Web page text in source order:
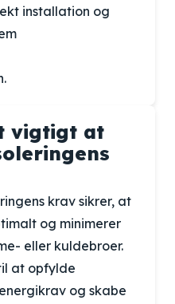
installation og
vigtigt at
krav sikrer, at
og minimerer
eller kuldebroer.
at opfylde
og skabe